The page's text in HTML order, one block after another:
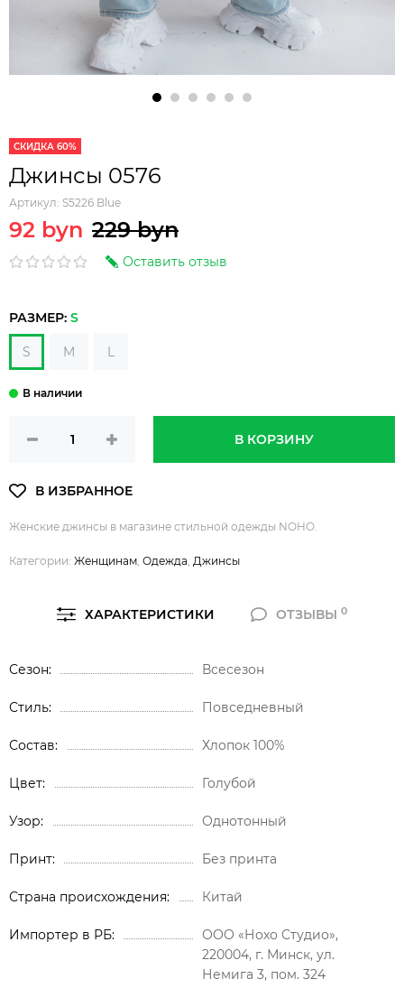
СКИДКА 60%
Джинсы 0576
Артикул: S5226 Blue
92 byn 229 byn
Оставить отзыв
РАЗМЕР: S
S M L
В КОРЗИНУ
Женские джинсы в магазине стильной одежды NOHO.
Категории: Женщинам, Одежда, Джинсы
ХАРАКТЕРИСТИКИ ОТЗЫВЫ0
Сезон Всесезон
Стиль Повседневный
Состав Хлопок 100%
Цвет Голубой
Узор Однотонный
Принт Без принта
Страна происхождения Китай
Импортер в РБ
ООО «Нохо Студио»,
220004, г. Минск, ул.
Немига 3, пом. 324